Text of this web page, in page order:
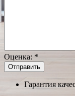
Оценка: *
Гарантия